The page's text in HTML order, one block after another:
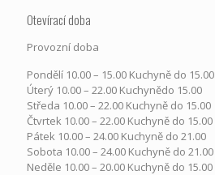
Otevírací doba
Provozní doba
Pondělí​ 10.00 – 15.00​​ Kuchyně do 15.00
Úterý ​10.00 – 22.00​​ Kuchynědo 15.00
Středa ​10.00 – 22.00 ​​Kuchyně do 15.00
Čtvrtek​ 10.00 – 22.00 ​​Kuchyně do 15.00
Pátek​ 10.00 – 24.00​​ Kuchyně do 21.00
Sobota ​10.00 – 24.00​​ Kuchyně do 21.00
Neděle ​10.00 – 20.00​​ Kuchyně do 15.00